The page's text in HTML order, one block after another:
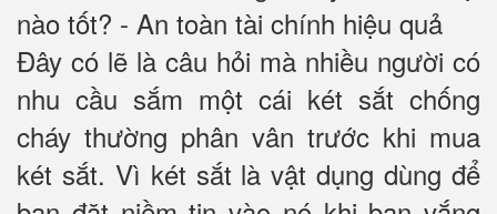
nào tốt? - An toàn tài chính hiệu quả
Đây có lẽ là câu hỏi mà nhiều người có
nhu cầu sắm một cái két sắt chống
cháy thường phân vân trước khi mua
két sắt. Vì két sắt là vật dụng dùng để